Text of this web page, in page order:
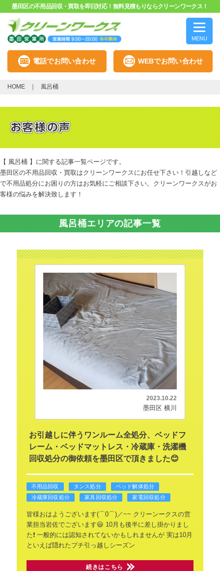
墨田区の不用品回収・買取を即日対応！無料見積もりならクリーンワークス！
MENU
電話でお問い合わせ WEBでお問い合わせ
HOME 風呂桶
【 風呂桶 】に関する記事一覧ページです。
墨田区の不用品回収・買取はクリーンワークスにお任せ下さい！引越しなど
で不用品処分にお困りの方はお気軽にご相談下さい。クリーンワークスがお
客様の悩みを解決致します！
風呂桶エリアの記事一覧
2023.10.22
墨田区 横川
お引越しに伴うワンルーム全処分、ベッドフ
レーム・ベッドマットレス・冷蔵庫・洗濯機
回収処分の御依頼を墨田区で頂きました😊
不用品回収 タンス処分
ベッド解体処分
冷蔵庫回収処分
家具回収処分 家電回収処分
皆様おはようございます(⌒0⌒)／~~ クリーンークスの営
業担当岩佐でございます😃 10月も後半に差し掛かりまし
た❗一般的には認知されてないかもしれませんが実は10月
といえば隠れたプチ引っ越しシーズン
続きはこちら